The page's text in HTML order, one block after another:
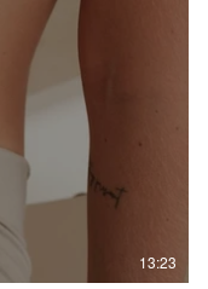
13:23